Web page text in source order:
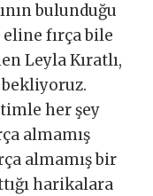
bulunduğu
fırça bile
Leyla Kıratlı,
her şey
almamış
almamış bir
harikalara